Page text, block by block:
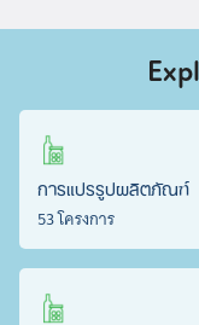
การแปรรูปผลิตภัณฑ์
53 โครงการ